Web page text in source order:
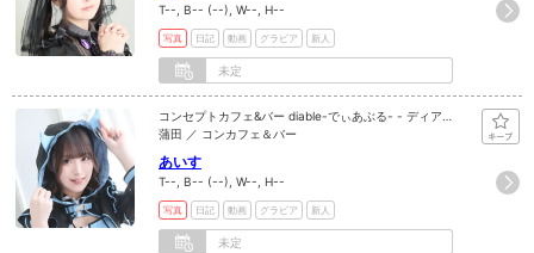
T--, B-- (--), W--, H--
写真 日記 動画 グラビア 新人
未定
コンセプトカフェ&バー diable-でぃあぶる- - ディア
ブル
蒲田 ／ コンカフェ＆バー
あいす
T--, B-- (--), W--, H--
写真 日記 動画 グラビア 新人
未定